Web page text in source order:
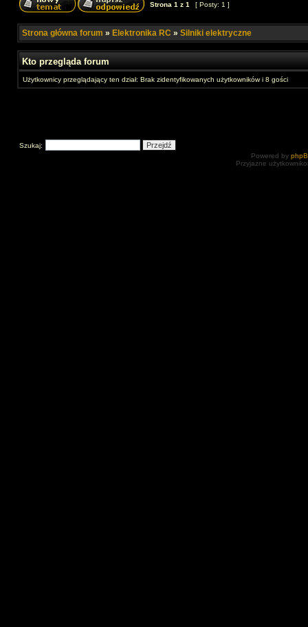
Strona 1 z 1 [ Posty: 1 ]
Strona główna forum » Elektronika RC » Silniki elektryczne
Kto przegląda forum
Użytkownicy przeglądający ten dział: Brak zidentyfikowanych użytkowników i 8 gości
Szukaj:
Powered by
Przyjazne